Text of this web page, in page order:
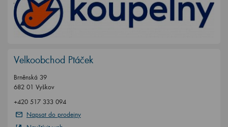
Velkoobchod Ptáček
Brněnská 39
682 01 Vyškov
+420 517 333 094
Napsat do prodejny